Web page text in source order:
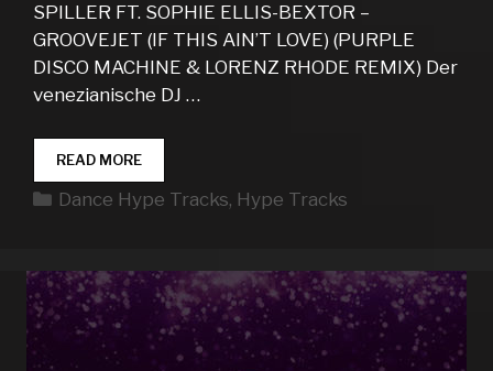
SPILLER FT. SOPHIE ELLIS-BEXTOR –
GROOVEJET (IF THIS AIN’T LOVE) (PURPLE
DISCO MACHINE & LORENZ RHODE REMIX) Der
venezianische DJ …
READ MOREDANCE
HYPE
TRACKS
Kategorien
Dance Hype Tracks, Hype Tracks